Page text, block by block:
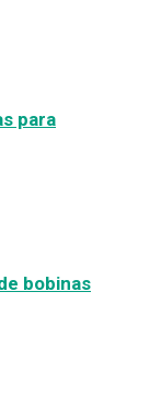
para
bobinas